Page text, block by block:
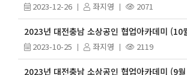
2023-12-26 좌지영 2071
2023년 대전충남 소상공인 협업아카데미 (10
2023-10-25 좌지영 2119
2023년 대전충남 소상공인 협업아카데미 (9